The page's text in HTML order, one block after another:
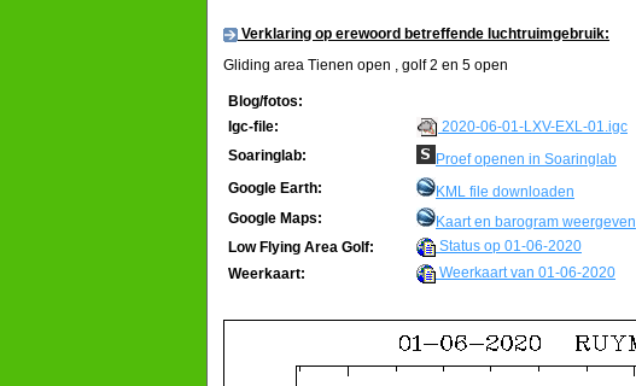
Verklaring op erewoord betreffende luchtruimgebruik:
Gliding area Tienen open , golf 2 en 5 open
Blog/fotos:
Igc-file:
2020-06-01-LXV-EXL-01.igc
Soaringlab:
Proef openen in Soaringlab
Google Earth:
KML file downloaden
Google Maps:
Kaart en barogram weergeven
Low Flying Area Golf:
Status op 01-06-2020
Weerkaart:
Weerkaart van 01-06-2020